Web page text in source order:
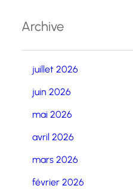
Archive
juillet 2026
juin 2026
mai 2026
avril 2026
mars 2026
février 2026